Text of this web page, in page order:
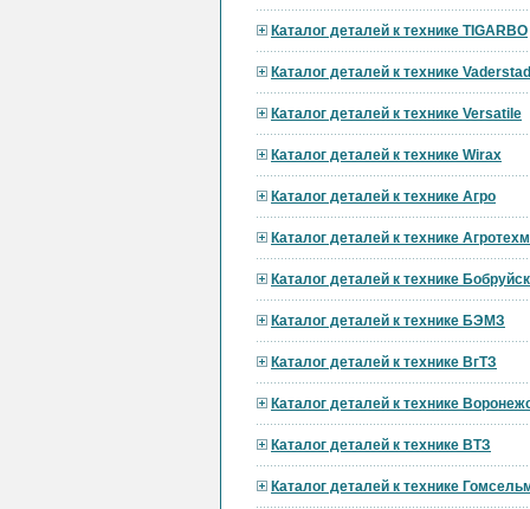
Каталог деталей к технике TIGARBO
Каталог деталей к технике Vaderstad
Каталог деталей к технике Versatile
Каталог деталей к технике Wirax
Каталог деталей к технике Агро
Каталог деталей к технике
Каталог деталей к технике
Каталог деталей к технике БЭМЗ
Каталог деталей к технике ВгТЗ
Каталог деталей к технике
Каталог деталей к технике ВТЗ
Каталог деталей к технике